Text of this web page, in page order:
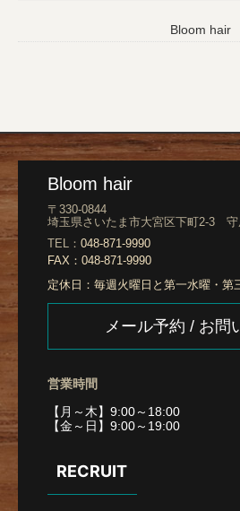
Bloom hair
Bloom hair
〒330-0844
埼玉県さいたま市大宮区下町2-3 守
TEL： 048-871-9990
FAX： 048-871-9990
定休日： 毎週火曜日と第一水曜・第
メール予約 / お問
営業時間
【月～木】9:00～18:00
【金～日】9:00～19:00
RECRUIT